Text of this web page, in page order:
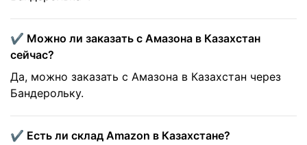
✔️ Можно ли заказать с Амазона в Казахстан
сейчас?
Да, можно заказать с Амазона в Казахстан через
Бандерольку.
✔️ Есть ли склад Amazon в Казахстане?